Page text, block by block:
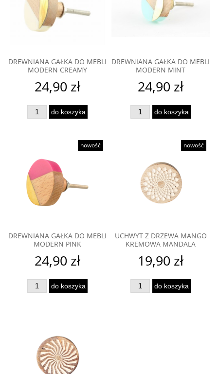
DREWNIANA GAŁKA DO MEBLI
MODERN CREAMY
24,90 zł
do koszyka
DREWNIANA GAŁKA DO MEBLI
MODERN MINT
24,90 zł
do koszyka
DREWNIANA GAŁKA DO MEBLI
MODERN PINK
24,90 zł
do koszyka
nowość
UCHWYT Z DRZEWA MANGO
KREMOWA MANDALA
19,90 zł
do koszyka
nowość